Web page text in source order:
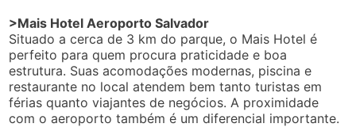
>Mais Hotel Aeroporto Salvador
Situado a cerca de 3 km do parque, o Mais Hotel é
perfeito para quem procura praticidade e boa
estrutura. Suas acomodações modernas, piscina e
restaurante no local atendem bem tanto turistas em
férias quanto viajantes de negócios. A proximidade
com o aeroporto também é um diferencial importante.